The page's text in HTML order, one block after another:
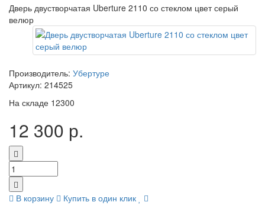
Дверь двустворчатая Uberture 2110 со стеклом цвет серый
велюр
Производитель: Убертуре
Артикул: 214525
На складе 12300
12 300 р.
В корзину Купить в один клик